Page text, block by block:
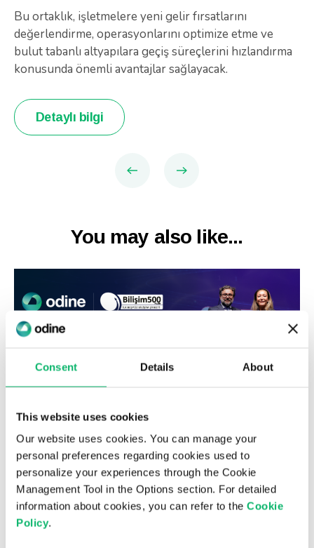
Consent Details About
This website uses cookies
Our website uses cookies. You can manage your
personal preferences regarding cookies used to
personalize your experiences through the Cookie
Management Tool in the Options section. For detailed
information about cookies, you can refer to the Cookie
Policy.
Bu ortaklık, işletmelere yeni gelir fırsatlarını
değerlendirme, operasyonlarını optimize etme ve
bulut tabanlı altyapılara geçiş süreçlerini hızlandırma
konusunda önemli avantajlar sağlayacak.
Detaylı bilgi
You may also like...
6 Ağustos 2026
Odine, Bilişim 500 Araştırması’nda
“sanallaştırmada” üst üste üçüncü kez
zirvede!